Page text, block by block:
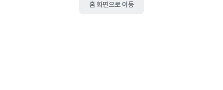
홈 화면으로 이동